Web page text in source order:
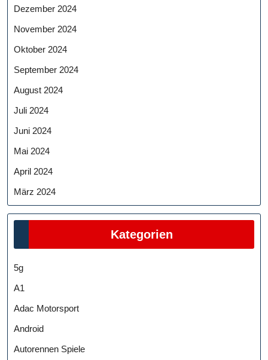
Dezember 2024
November 2024
Oktober 2024
September 2024
August 2024
Juli 2024
Juni 2024
Mai 2024
April 2024
März 2024
Kategorien
5g
A1
Adac Motorsport
Android
Autorennen Spiele